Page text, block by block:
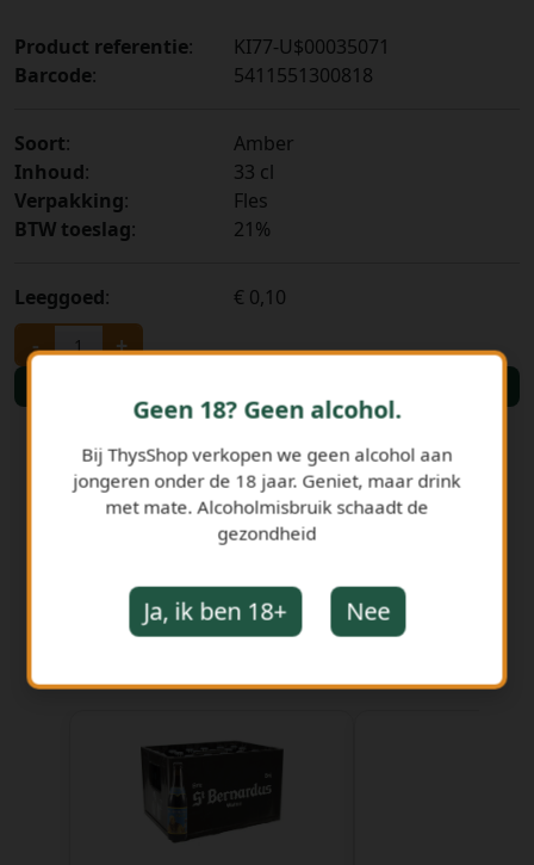
Product referentie:
KI77-U$00035071
Barcode: 5411551300818
Soort:
Amber
Inhoud:
33 cl
Verpakking:
Fles
BTW toeslag: 21%
Leeggoed: € 0,10
- +
Geen 18? Geen alcohol.
Bij ThysShop verkopen we geen alcohol aan
jongeren onder de 18 jaar. Geniet, maar drink
met mate. Alcoholmisbruik schaadt de
gezondheid
Ja, ik ben 18+ Nee